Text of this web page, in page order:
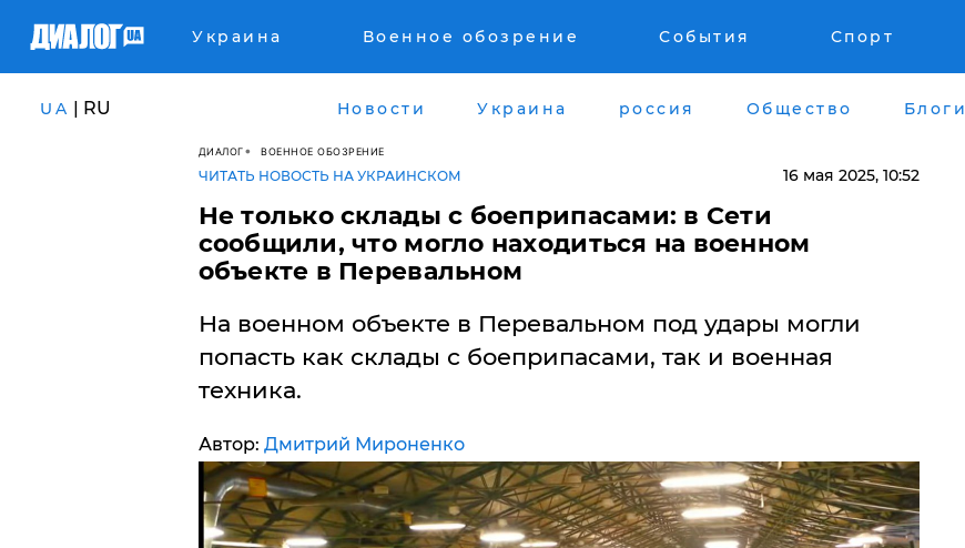
Украина Военное обозрение События Спорт
UA | RU Новости Украина россия Общество Блоги
ДИАЛОГ ВОЕННОЕ ОБОЗРЕНИЕ
ЧИТАТЬ НОВОСТЬ НА УКРАИНСКОМ 16 мая 2025, 10:52
​Не только склады с боеприпасами: в Сети
сообщили, что могло находиться на военном
объекте в Перевальном
На военном объекте в Перевальном под удары могли
попасть как склады с боеприпасами, так и военная
техника.
Автор: Дмитрий Мироненко